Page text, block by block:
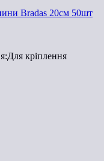
Bradas 20см 50шт
Для кріплення